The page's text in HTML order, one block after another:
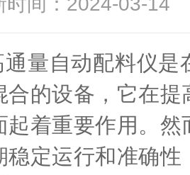
自动配料仪是
合的设备，它在
起着重要作用。
稳定运行和准确